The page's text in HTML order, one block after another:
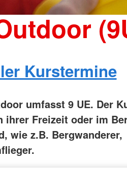
Kurstermine
umfasst 9 UE. Der
ihrer Freizeit oder im
wie z.B. Bergwanderer,